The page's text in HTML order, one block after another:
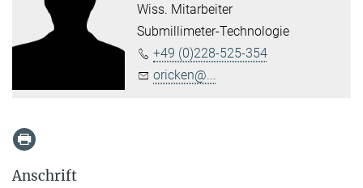
Wiss. Mitarbeiter
Submillimeter-Technologie
+49 (0)228-525-354
oricken@...
Anschrift